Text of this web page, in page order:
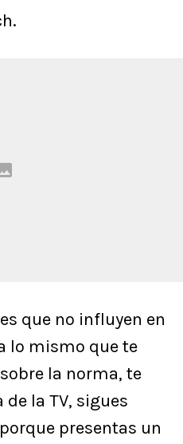
que no influyen en
lo mismo que te
la norma, te
la TV, sigues
presentas un